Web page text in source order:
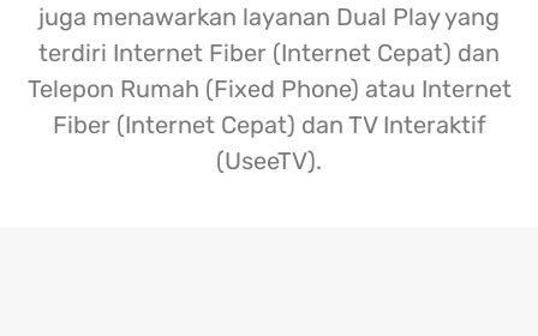
juga menawarkan layanan Dual Play yang
terdiri Internet Fiber (Internet Cepat) dan
Telepon Rumah (Fixed Phone) atau Internet
Fiber (Internet Cepat) dan TV Interaktif
(UseeTV).